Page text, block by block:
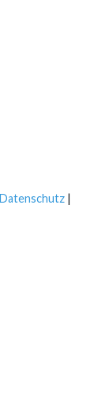
Datenschutz |